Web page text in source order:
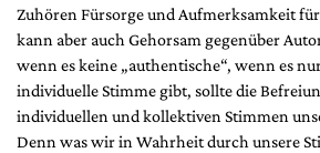
Zuhören Fürsorge und Aufmerksamkeit für
kann aber auch Gehorsam gegenüber
wenn es keine „authentische“, wenn es
individuelle Stimme gibt, sollte die
individuellen und kollektiven Stimmen
Denn was wir in Wahrheit durch unsere